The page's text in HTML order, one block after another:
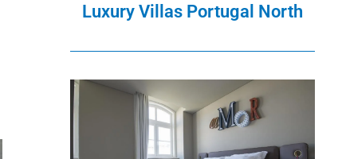
Luxury Villas Portugal North